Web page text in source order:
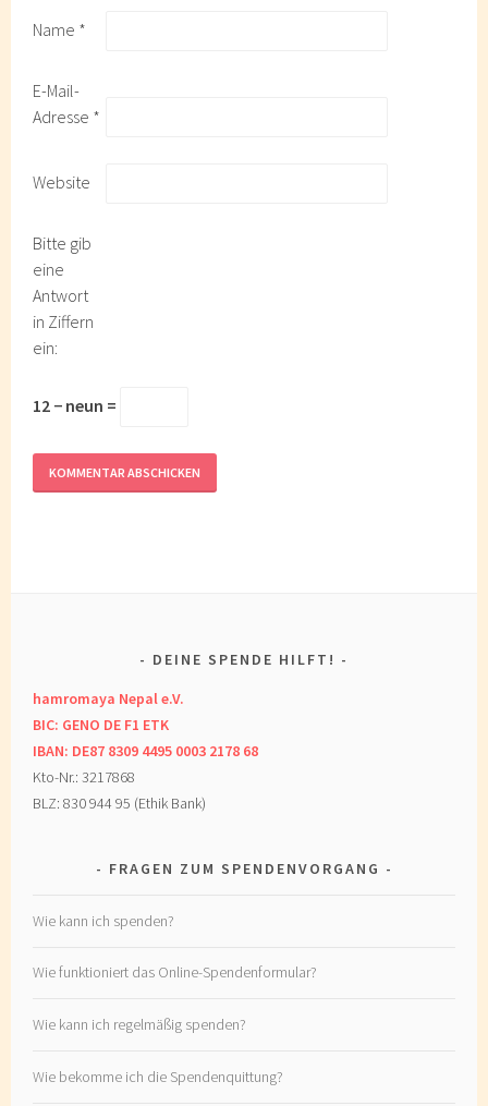
Name *
E-Mail-
Adresse *
Website
Bitte gib
eine
Antwort
in Ziffern
ein:
12 − neun =
DEINE SPENDE HILFT!
hamromaya Nepal e.V.
BIC: GENO DE F1 ETK
IBAN: DE87 8309 4495 0003 2178 68
Kto-Nr.: 3217868
BLZ: 830 944 95 (Ethik Bank)
FRAGEN ZUM SPENDENVORGANG
Wie kann ich spenden?
Wie funktioniert das Online-Spendenformular?
Wie kann ich regelmäßig spenden?
Wie bekomme ich die Spendenquittung?